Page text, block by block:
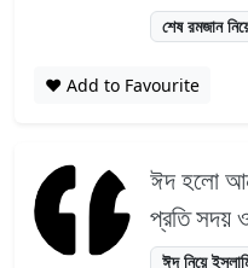
শেষ রমজান
❤️ Add to Favourite
ঈদ হলো
প্রতি সদয়
ঈদ নিয়ে